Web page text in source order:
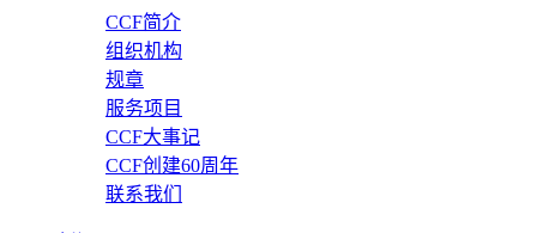
CCF简介
组织机构
规章
服务项目
CCF大事记
CCF创建60周年
联系我们